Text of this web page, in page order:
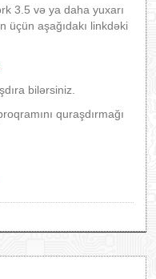
3.5 və ya daha yuxarı
üçün aşağıdakı linkdəki
bilərsiniz.
quraşdırmağı